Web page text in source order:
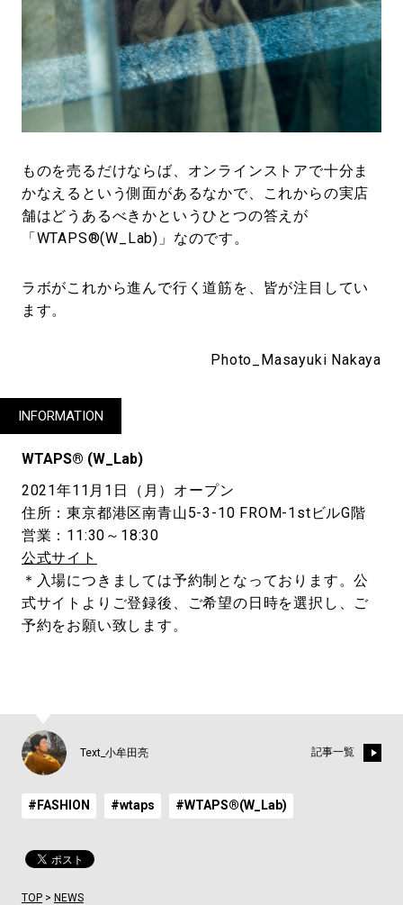
ものを売るだけならば、オンラインストアで十分ま
かなえるという側面があるなかで、これからの実店
舗はどうあるべきかというひとつの答えが
「WTAPS®(W_Lab)」なのです。
ラボがこれから進んで行く道筋を、皆が注目してい
ます。
Photo_Masayuki Nakaya
INFORMATION
WTAPS® (W_Lab)
2021年11月1日（月）オープン
住所：東京都港区南青山5-3-10 FROM-1stビルG階
営業：11:30～18:30
公式サイト
＊入場につきましては予約制となっております。公
式サイトよりご登録後、ご希望の日時を選択し、ご
予約をお願い致します。
Text_小牟田亮 記事一覧
#FASHION #wtaps #WTAPS®(W_Lab)
TOP> NEWS